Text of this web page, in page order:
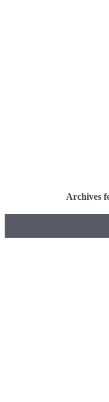
Archives